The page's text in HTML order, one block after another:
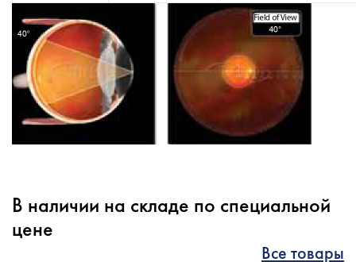
В наличии на складе по специальной
цене
Все товары